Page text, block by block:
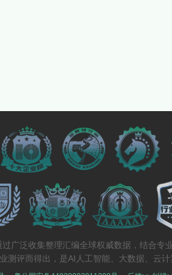
广泛收集整理汇编全球权威数据，结合专
评而得出，是AI人工智能、大数据、云计